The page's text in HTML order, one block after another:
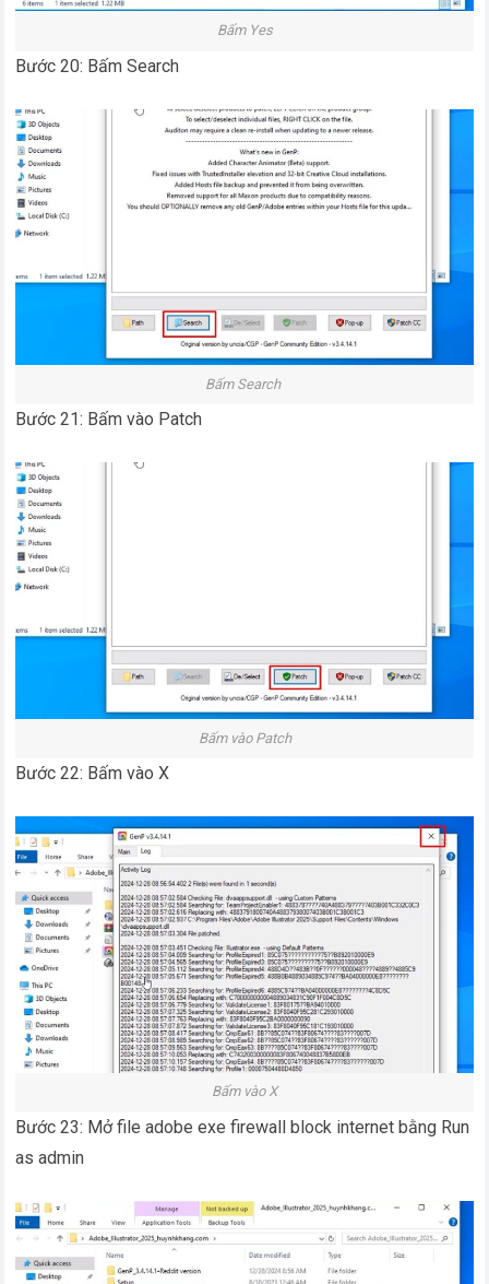
Bấm Yes
Bước 20: Bấm Search
Bấm Search
Bước 21: Bấm vào Patch
Bấm vào Patch
Bước 22: Bấm vào X
Bấm vào X
Bước 23: Mở file adobe exe firewall block internet bằng Run
as admin